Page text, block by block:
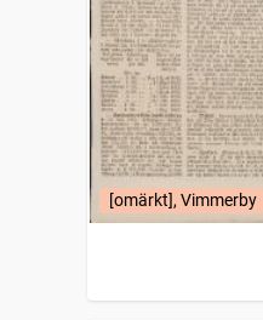
[omärkt], Vimmerby